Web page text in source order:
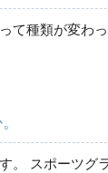
て種類が変わ
。 スポーツ